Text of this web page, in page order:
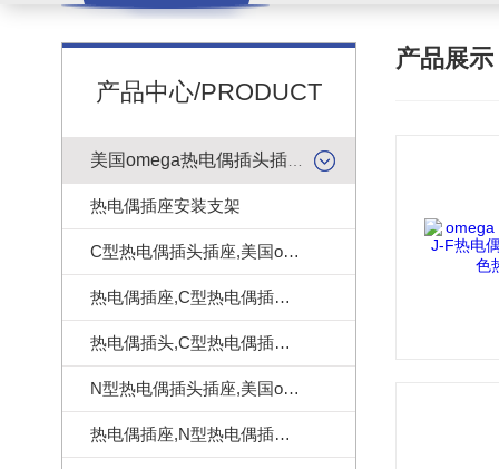
产品中心/PRODUCT
热电偶插座安装支架
C型热电偶插头插座,美国omega热电偶连接器
热电偶插座,C型热电偶插座|美国omega热电偶插座
热电偶插头,C型热电偶插头|美国omega热电偶插头
N型热电偶插头插座,美国omega热电偶连接器
热电偶插座,N型热电偶插座,美国omega热电偶插座
产品展示